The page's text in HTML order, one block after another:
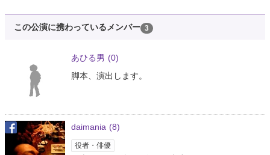
この公演に携わっているメンバー 3
あひる男 (0)
脚本、演出します。
daimania (8)
役者・俳優